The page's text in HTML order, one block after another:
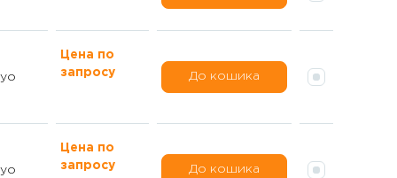
Цена по
запросу
До кошика
Цена по
запросу
До кошика